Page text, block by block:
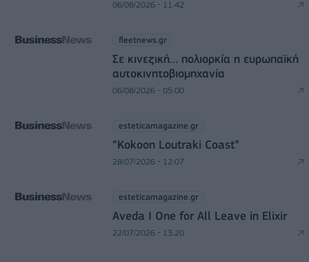
06/08/2026 - 11:42
fleetnews.gr
Σε κινεζική… πολιορκία η ευρωπαϊκή
αυτοκινητοβιομηχανία
06/08/2026 - 05:00
esteticamagazine.gr
“Kokoon Loutraki Coast”
28/07/2026 - 12:07
esteticamagazine.gr
Aveda I One for All Leave in Elixir
22/07/2026 - 13:20